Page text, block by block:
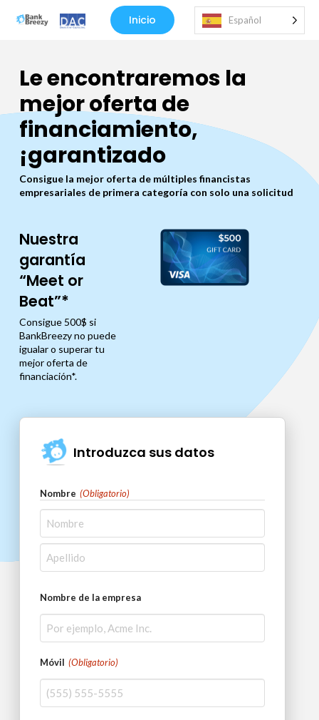
Inicio Español
Introduzca sus datos
Nombre (Obligatorio)
En
primer
Nombre de la empresa
Móvil (Obligatorio)
Le encontraremos la
mejor oferta de
financiamiento,
¡garantizado
Consigue la mejor oferta de múltiples financistas
empresariales de primera categoría con solo una solicitud
Nuestra
garantía
“Meet or
Beat”*
Consigue 500$ si
BankBreezy no puede
igualar o superar tu
mejor oferta de
financiación*.